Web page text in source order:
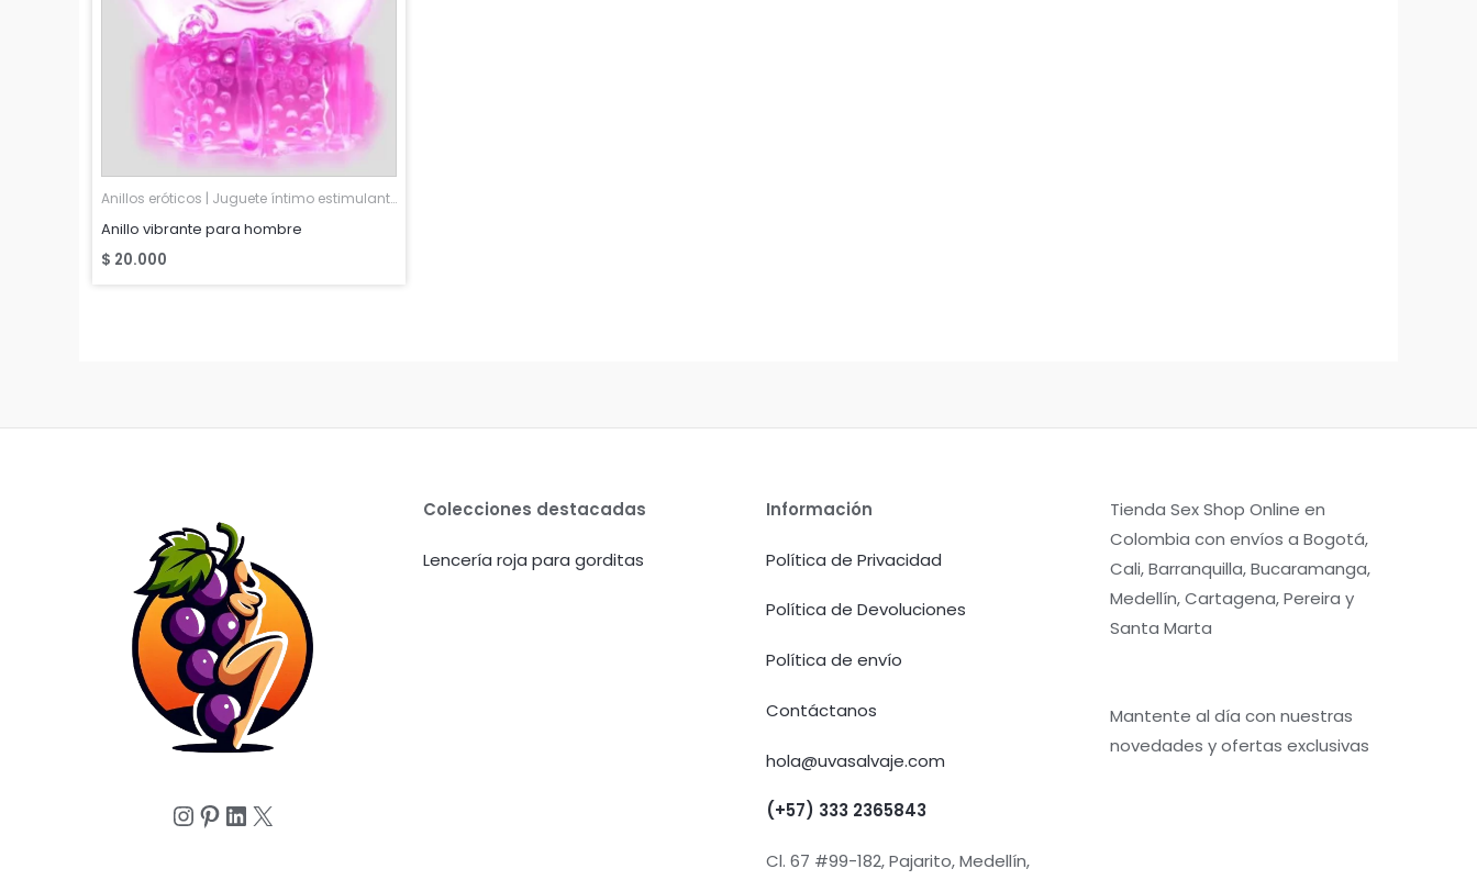
Anillos eróticos | Juguete íntimo estimulante
Anillo vibrante para hombre
$ 20.000
Instagram
Pinterest
LinkedIn
X
Colecciones destacadas
Lencería roja para gorditas
Información
Política de Privacidad
Política de Devoluciones
Política de envío
Contáctanos
hola@uvasalvaje.com
(+57) 333 2365843
Cl. 67 #99-182, Pajarito, Medellín,
Tienda Sex Shop Online en
Colombia con envíos a Bogotá,
Cali, Barranquilla, Bucaramanga,
Medellín, Cartagena, Pereira y
Santa Marta
Mantente al día con nuestras
novedades y ofertas exclusivas